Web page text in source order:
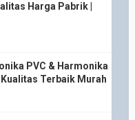
Harga Pabrik |
PVC & Harmonika
Terbaik Murah